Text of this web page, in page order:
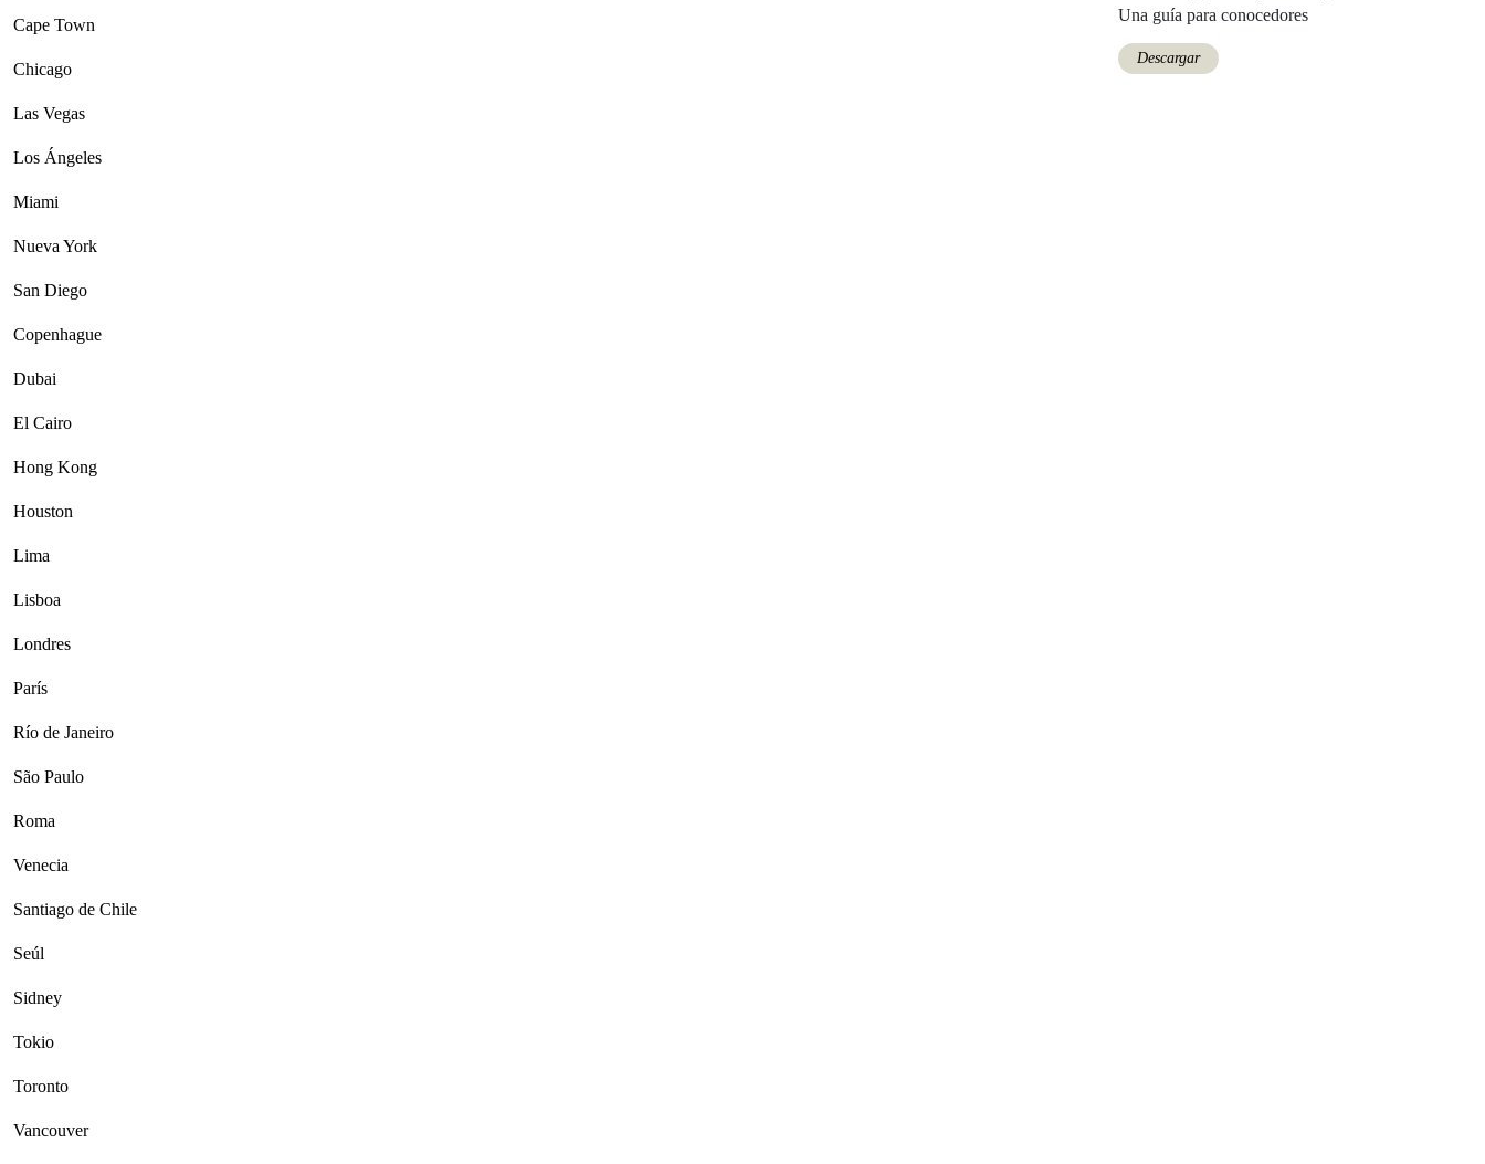
Cape Town
Chicago
Las Vegas
Los Ángeles
Miami
Nueva York
San Diego
Copenhague
Dubai
El Cairo
Hong Kong
Houston
Lima
Lisboa
Londres
París
Río de Janeiro
São Paulo
Roma
Venecia
Santiago de Chile
Seúl
Sidney
Tokio
Toronto
Vancouver
Una guía para conocedores
Descargar